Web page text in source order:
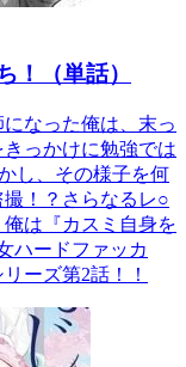
！（単話）
なった俺は、末っ
っかけに勉強では
し、その様子を何
！？さらなるレ○
は『カスミ自身を
ハードファッカ
ーズ第2話！！